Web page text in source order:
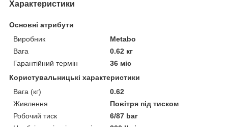
Характеристики
Основні атрибути
Виробник
Metabo
Вага
0.62 кг
Гарантійний термін
36 міс
Користувальницькі характеристики
Вага (кг)
0.62
Живлення
Повітря під тиском
Робочий тиск
6/87 bar